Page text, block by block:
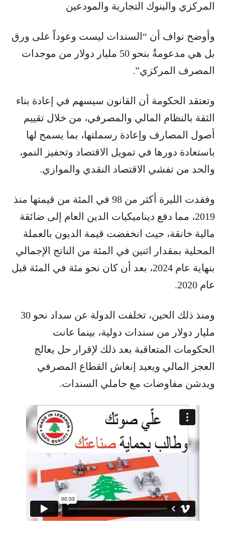
المركزي والبنوك التجارية والمودعين
وأوضح نواف أن “السندات ليست وعوداً على ورق
بل هي مدعومةٌ بنحو 50 مليار دولار من موجدات
المصرف المركزي”.
وتعتقد الحكومة أن القانون سيسهم في إعادة بناء
الثقة بالنظام المالي والمصرفي، من خلال تقييم
أصول المصارف وإعادة رسملتها، بما يسمح لها
باستعادة دورها في تمويل الاقتصاد وتحفيز النمو،
والحد من تفشي الاقتصاد النقدي والموازي.
وفقدت الليرة أكثر من 98 في المئة من قيمتها منذ
2019، مما دفع ديناميكيات الدين العام إلى ضائقة
مالية خانقة، حيث انخفضت قيمة الديون بالعملة
المحلية بمقدار اثنين في المئة من الناتج الإجمالي
بنهاية عام 2024، بعد أن كان نحو مئة في المئة قبل
عام 2020.
ومنذ ذلك الحين، تخلفت الدولة عن سداد نحو 30
مليار دولار من سندات دولية، بينما عانت
الحكومات المتعاقبة بعد ذلك لإقرار حل يعالج
العجز المالي ويعيد إنعاش القطاع المصرفي
ويدشن مفاوضات مع حاملي السندات.